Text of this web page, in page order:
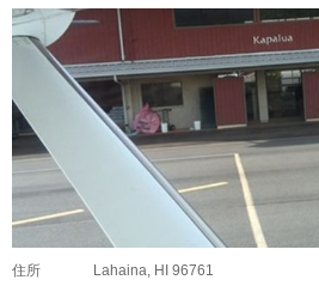
住所 Lahaina, HI 96761